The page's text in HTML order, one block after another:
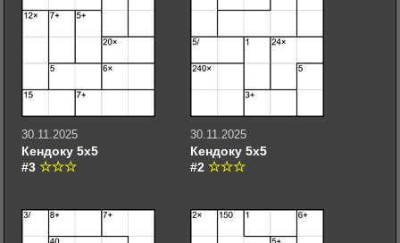
30.11.2025
Кендоку 5х5
#3
30.11.2025
Кендоку 5х5
#2